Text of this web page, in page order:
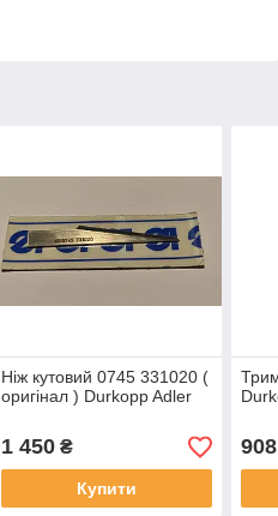
Ніж кутовий 0745 331020 (
оригінал ) Durkopp Adler
1 450₴
Купити
908